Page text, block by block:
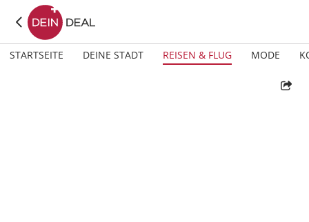
STARTSEITE DEINE STADT REISEN & FLUG MODE